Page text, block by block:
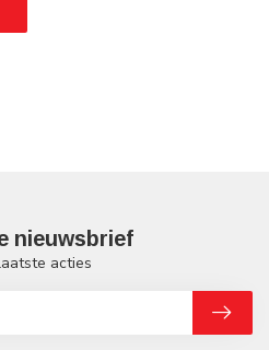
nieuwsbrief
acties